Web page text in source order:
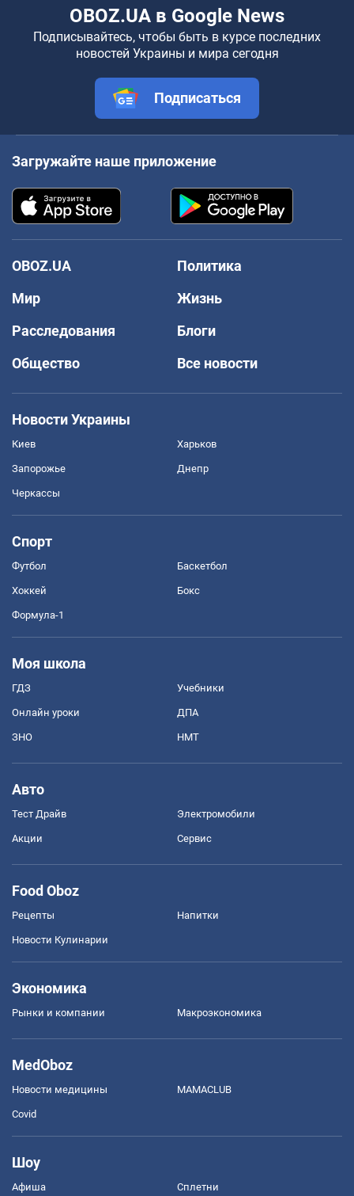
OBOZ.UA в Google News
Подписывайтесь, чтобы быть в курсе последних
новостей Украины и мира сегодня
Подписаться
Загружайте наше приложение
OBOZ.UA
Политика
Мир
Жизнь
Расследования
Блоги
Общество
Все новости
Новости Украины
Киев Харьков
Запорожье Днепр
Черкассы
Спорт
Футбол Баскетбол
Хоккей Бокс
Формула-1
Моя школа
ГДЗ Учебники
Онлайн уроки ДПА
ЗНО НМТ
Авто
Тест Драйв Электромобили
Акции Сервис
Food Oboz
Рецепты Напитки
Новости Кулинарии
Экономика
Рынки и компании Mакроэкономика
MedOboz
Новости медицины MAMACLUB
Covid
Шоу
Афиша Сплетни